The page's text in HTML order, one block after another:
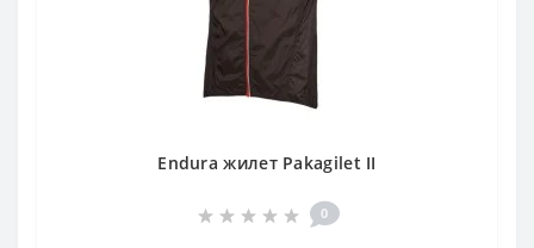
Endura жилет Pakagilet II
0